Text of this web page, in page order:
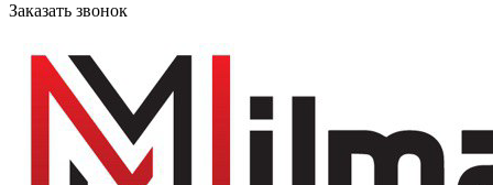
Заказать звонок